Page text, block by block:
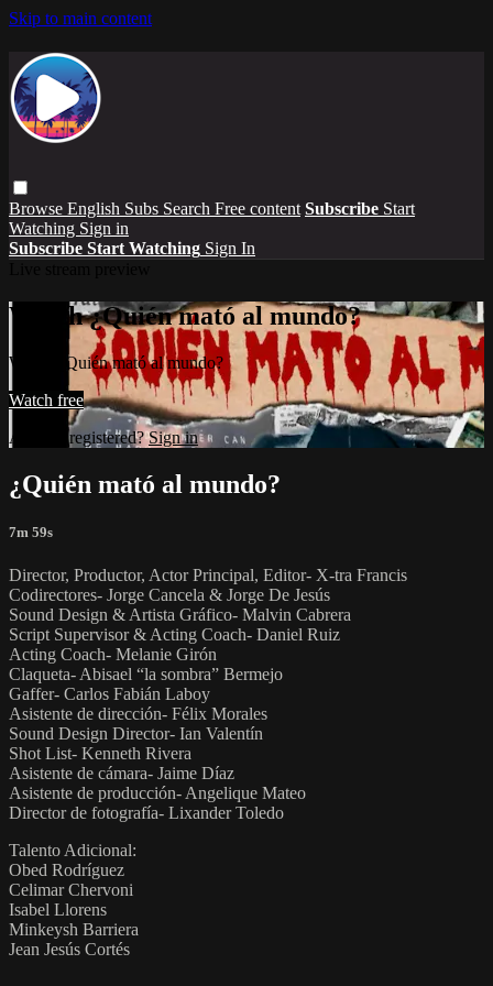
Skip to main content
Browse English Subs Search Free content Subscribe Start
Watching Sign in
Subscribe Start Watching Sign In
Watch ¿Quién mató al mundo?
Watch ¿Quién mató al mundo?
Watch free
Already registered?Sign in
¿Quién mató al mundo?
7m 59s
Director, Productor, Actor Principal, Editor- X-tra Francis
Codirectores- Jorge Cancela & Jorge De Jesús
Sound Design & Artista Gráfico- Malvin Cabrera
Script Supervisor & Acting Coach- Daniel Ruiz
Acting Coach- Melanie Girón
Claqueta- Abisael “la sombra” Bermejo
Gaffer- Carlos Fabián Laboy
Asistente de dirección- Félix Morales
Sound Design Director- Ian Valentín
Shot List- Kenneth Rivera
Asistente de cámara- Jaime Díaz
Asistente de producción- Angelique Mateo
Director de fotografía- Lixander Toledo
Talento Adicional:
Obed Rodríguez
Celimar Chervoni
Isabel Llorens
Minkeysh Barriera
Jean Jesús Cortés